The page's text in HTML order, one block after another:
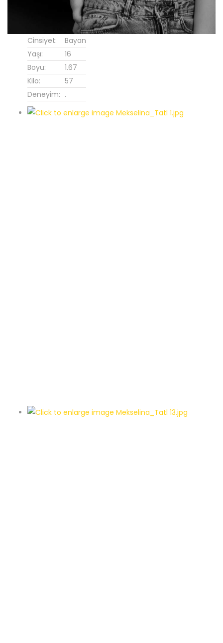
Cinsiyet:
Bayan
Yaşı:
16
Boyu:
1.67
Kilo:
57
Deneyim: .